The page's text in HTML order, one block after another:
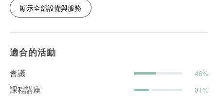
顯示全部設備與服務
適合的活動
會議 46%
課程講座 31%